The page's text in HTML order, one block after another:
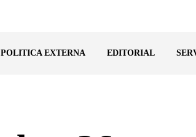
POLITICA EXTERNA EDITORIAL